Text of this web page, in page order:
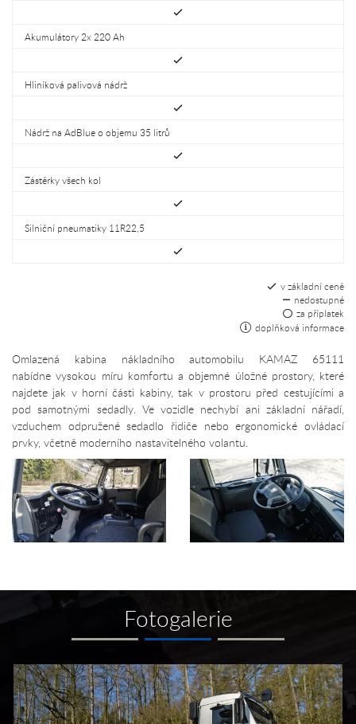
Akumulátory 2x 220 Ah
Hliníková palivová nádrž
Nádrž na AdBlue o objemu 35 litrů
Zástěrky všech kol
Silniční pneumatiky 11R22,5
v základní ceně
nedostupné
za příplatek
doplňková informace
Omlazená kabina nákladního automobilu KAMAZ 65111
nabídne vysokou míru komfortu a objemné úložné prostory, které
najdete jak v horní části kabiny, tak v prostoru před cestujícími a
pod samotnými sedadly. Ve vozidle nechybí ani základní nářadí,
vzduchem odpružené sedadlo řidiče nebo ergonomické ovládací
prvky, včetně moderního nastavitelného volantu.
Fotogalerie